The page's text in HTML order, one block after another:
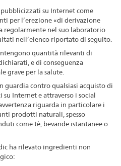
su Internet come
per l’erezione «di derivazione
regolarmente nel suo laboratorio
nell’elenco riportato di seguito.
quantità rilevanti di
e di conseguenza
grave per la salute.
guardia contro qualsiasi acquisto di
Internet e attraverso i social
riguarda in particolare i
prodotti naturali, spesso
come tè, bevande istantanee o
ha rilevato ingredienti non